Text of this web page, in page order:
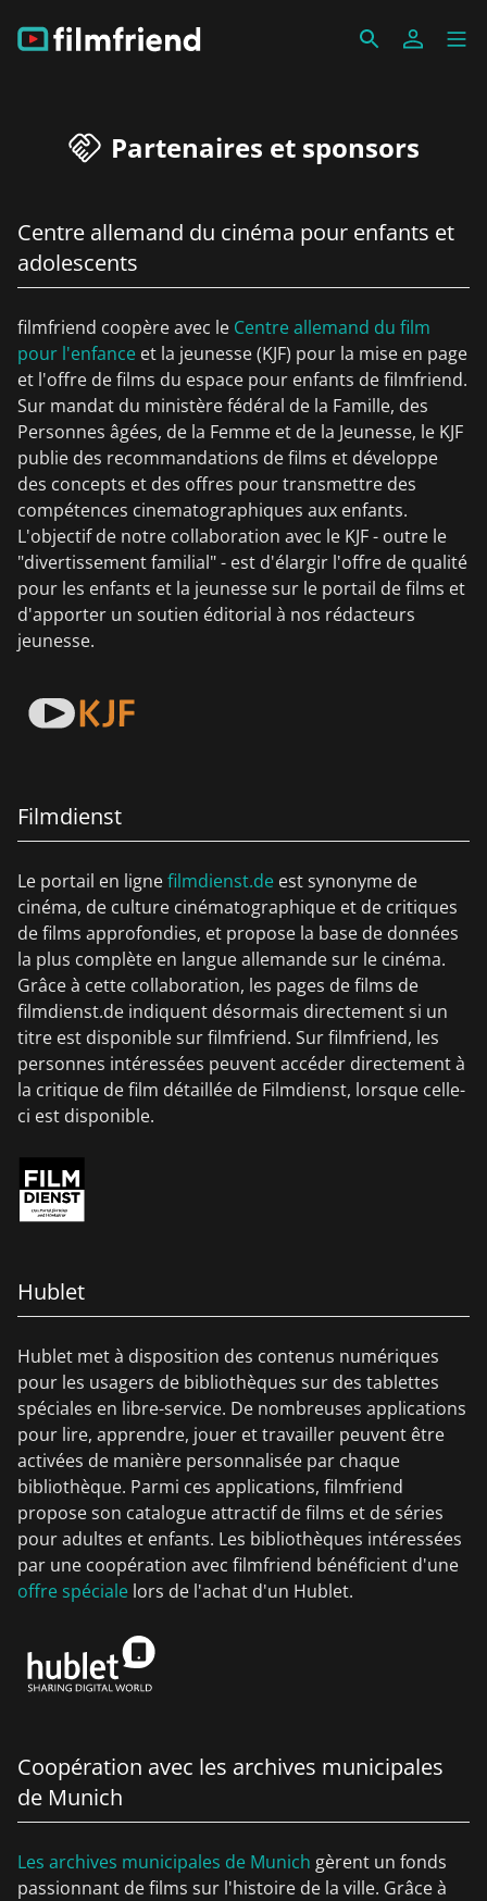
Partenaires et sponsors
Centre allemand du cinéma pour enfants et
adolescents
filmfriend coopère avec le Centre allemand du film
pour l'enfance et la jeunesse (KJF) pour la mise en page
et l'offre de films du espace pour enfants de filmfriend.
Sur mandat du ministère fédéral de la Famille, des
Personnes âgées, de la Femme et de la Jeunesse, le KJF
publie des recommandations de films et développe
des concepts et des offres pour transmettre des
compétences cinematographiques aux enfants.
L'objectif de notre collaboration avec le KJF - outre le
"divertissement familial" - est d'élargir l'offre de qualité
pour les enfants et la jeunesse sur le portail de films et
d'apporter un soutien éditorial à nos rédacteurs
jeunesse.
Filmdienst
Le portail en lignefilmdienst.de est synonyme de
cinéma, de culture cinématographique et de critiques
de films approfondies, et propose la base de données
la plus complète en langue allemande sur le cinéma.
Grâce à cette collaboration, les pages de films de
filmdienst.de indiquent désormais directement si un
titre est disponible sur filmfriend. Sur filmfriend, les
personnes intéressées peuvent accéder directement à
la critique de film détaillée de Filmdienst, lorsque celle-
ci est disponible.
Hublet
Hublet met à disposition des contenus numériques
pour les usagers de bibliothèques sur des tablettes
spéciales en libre-service. De nombreuses applications
pour lire, apprendre, jouer et travailler peuvent être
activées de manière personnalisée par chaque
bibliothèque. Parmi ces applications, filmfriend
propose son catalogue attractif de films et de séries
pour adultes et enfants. Les bibliothèques intéressées
par une coopération avec filmfriend bénéficient d'une
offre spéciale lors de l'achat d'un Hublet.
Coopération avec les archives municipales
de Munich
Les archives municipales de Munich gèrent un fonds
passionnant de films sur l'histoire de la ville. Grâce à